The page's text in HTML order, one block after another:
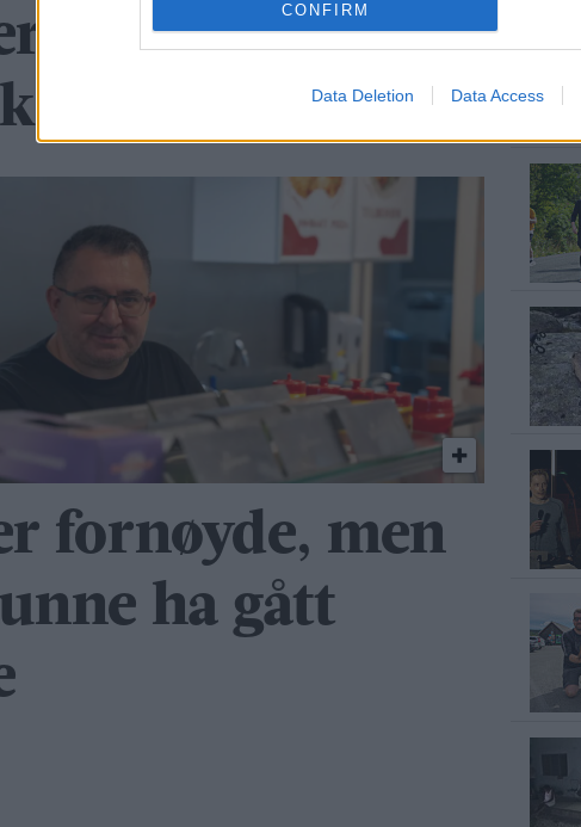
CONFIRM
Data Deletion Data Access
av
2026
fornøyde, men
ha gått